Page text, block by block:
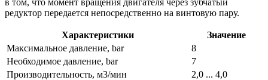
редуктор передается непосредственно на винтовую пару.
Характеристики
Значение
Максимальное давление, bar
8
Необходимое давление, bar
7
Производительность, м3/мин
2,0 ... 4,0